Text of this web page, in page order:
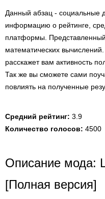
Данный абзац - социальные
информацию о рейтинге,
платформы.
математических
расскажет вам активность
Так же вы сможете сами
повлиять на полученные
Средний рейтинг: 3.9
Количество голосов: 4500
Описание мода:
[Полная версия]